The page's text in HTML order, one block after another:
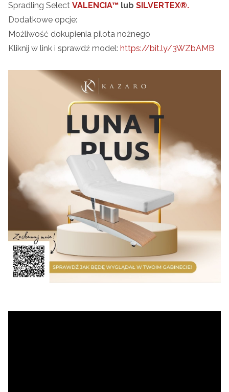
Spradling Select VALENCIA™ lub SILVERTEX®.
Dodatkowe opcje:
Możliwość dokupienia pilota nożnego
Kliknij w link i sprawdź model: https://bit.ly/3WZbAMB